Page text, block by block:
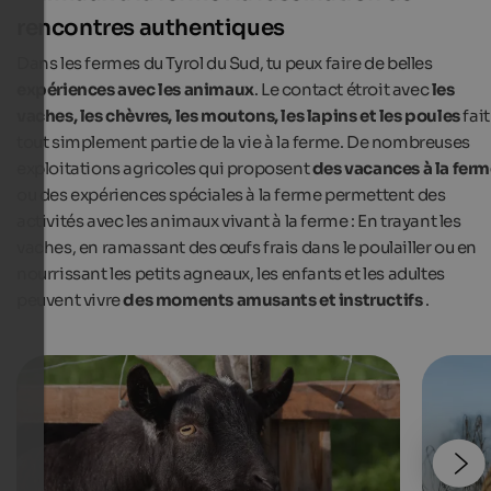
rencontres authentiques
Dans les fermes du Tyrol du Sud, tu peux faire de belles
expériences avec les animaux. Le contact étroit avecles
vaches, les chèvres, les moutons, les lapins et les poulesfait
tout simplement partie de la vie à la ferme. De nombreuses
exploitations agricoles qui proposentdes vacances à la
ou des expériences spéciales à la ferme permettent des
activités avec les animaux vivant à la ferme : En trayant les
vaches, en ramassant des œufs frais dans le poulailler ou en
nourrissant les petits agneaux, les enfants et les adultes
peuvent vivredes moments amusants et instructifs.